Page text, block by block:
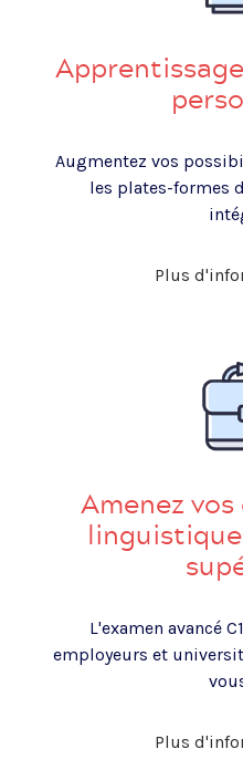
Augmentez vos
les plates-formes
Plus
Amenez
L'examen avancé
employeurs et
Plus